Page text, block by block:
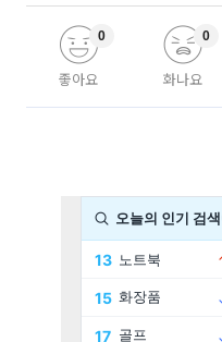
좋아요
0
화나요
0